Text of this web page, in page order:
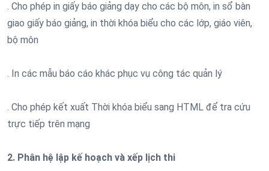
. Cho phép in giấy báo giảng dạy cho các bộ môn, in sổ bàn
giao giấy báo giảng, in thời khóa biểu cho các lớp, giáo viên,
bộ môn
. In các mẫu báo cáo khác phục vụ công tác quản lý
. Cho phép kết xuất Thời khóa biểu sang HTML để tra cứu
trực tiếp trên mạng
2. Phân hệ lập kế hoạch và xếp lịch thi